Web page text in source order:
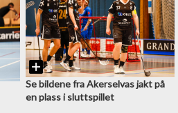
Se bildene fra Akerselvas jakt på
en plass i sluttspillet